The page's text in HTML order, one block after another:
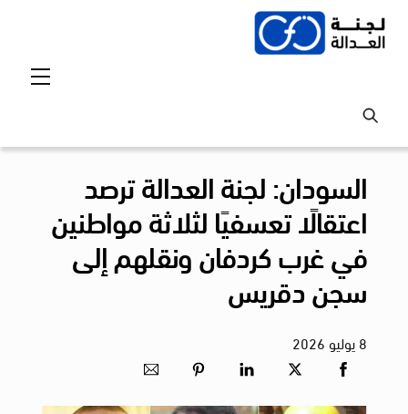
Skip
السودان: لجنة العدالة ترصد
اعتقالًا تعسفيًا لثلاثة مواطنين
في غرب كردفان ونقلهم إلى
سجن دقريس
8يوليو 2026